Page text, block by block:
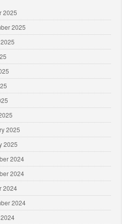
2025
2025
2025
2025
2024
2024
2024
2024